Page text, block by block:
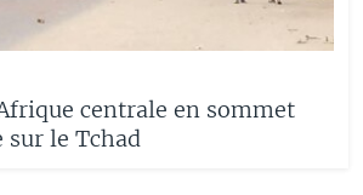
centrale en sommet
le Tchad